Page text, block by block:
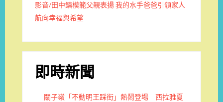
影音/田中鎮模範父親表揚 我的水手爸爸引領家人
航向幸福與希望
即時新聞
關子嶺「不動明王踩街」熱鬧登場 西拉雅夏